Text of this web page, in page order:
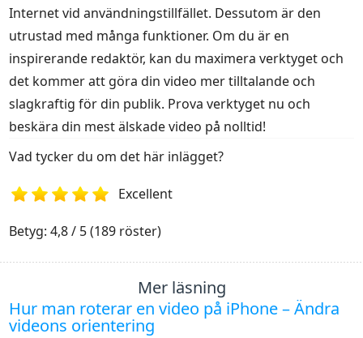
Internet vid användningstillfället. Dessutom är den
utrustad med många funktioner. Om du är en
inspirerande redaktör, kan du maximera verktyget och
det kommer att göra din video mer tilltalande och
slagkraftig för din publik. Prova verktyget nu och
beskära din mest älskade video på nolltid!
Vad tycker du om det här inlägget?
1 3 4 5
Excellent
Betyg: 4,8 / 5 (189 röster)
Mer läsning
Hur man roterar en video på iPhone – Ändra
videons orientering